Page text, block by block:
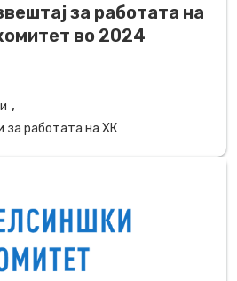
за работата на
во 2024
,
за работата на ХК